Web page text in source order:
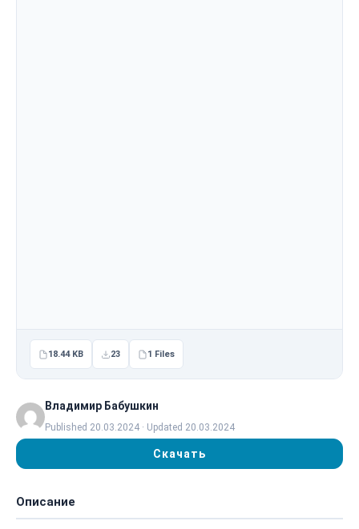
18.44 KB 23 1 Files
Владимир Бабушкин
Published 20.03.2024 · Updated 20.03.2024
Скачать
Описание